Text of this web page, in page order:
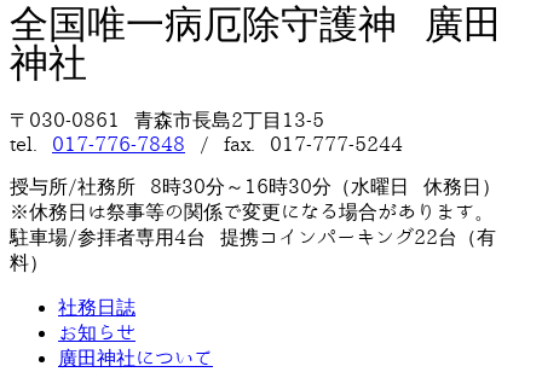
全国唯一病厄除守護神 廣田
神社
〒030-0861 青森市長島2丁目13-5
tel. 017-776-7848 / fax. 017-777-5244
授与所/社務所 8時30分～16時30分（水曜日 休務日）
※休務日は祭事等の関係で変更になる場合があります。
駐車場/参拝者専用4台 提携コインパーキング22台（有
料）
社務日誌
お知らせ
廣田神社について